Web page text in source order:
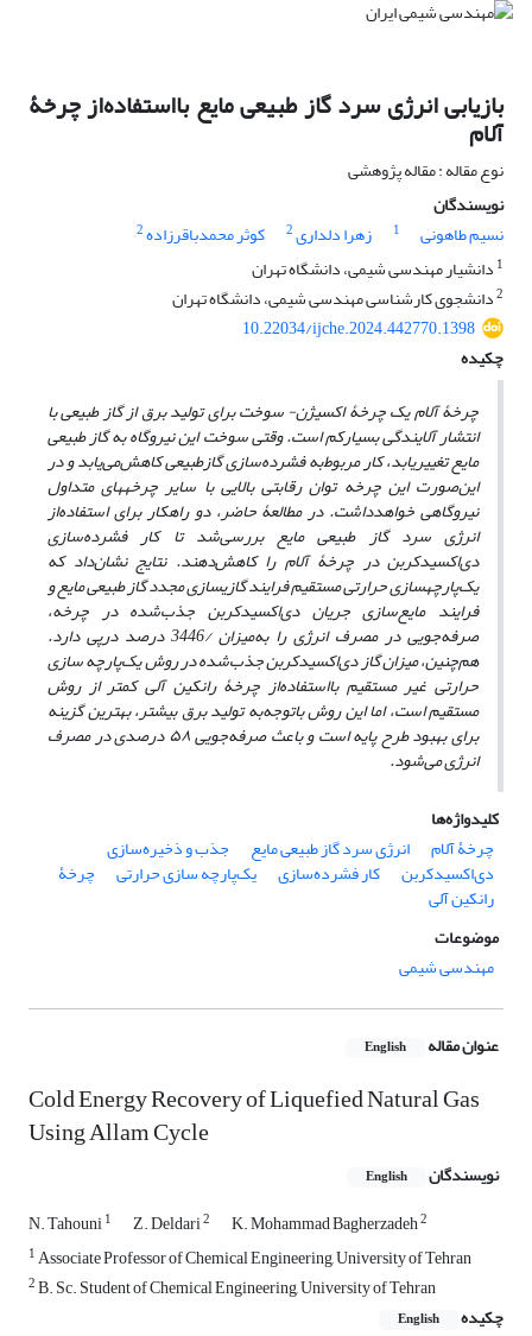
بازیابی انرژی سرد گاز طبیعی مایع بااستفاده‌از چرخۀ
آلام
نوع مقاله : مقاله پژوهشی
نویسندگان
نسیم طاهونی
1 زهرا دلداری2 کوثر محمدباقرزاده2
1 دانشیار مهندسی شیمی، دانشگاه تهران
2دانشجوی کارشناسی مهندسی شیمی، دانشگاه تهران
10.22034/ijche.2024.442770.1398
چکیده
چرخۀ آلام یک چرخۀ اکسیژن- سوخت برای تولید برق از گاز طبیعی با
انتشار آلایندگی بسیارکم است. وقتی سوخت این نیروگاهبهگاز طبیعی
مایع تغییریابد، کار مربوطبه فشرده‌سازی گازطبیعی کاهش‌می‌یابد و در
اینصورت این چرخه توان رقابتی بالایی با سایر چرخه‏های متداول
نیروگاهی خواهدداشت.در مطالعۀ حاضر، دوراهکاربرای استفادهاز
انرژی سرد گاز طبیعی مایع بررسیشد تا کار فشرده‌سازی
دی‌اکسیدکربن در چرخۀ آلام را کاهشدهند. نتایج نشانداد که
یکپارچه‏سازی حرارتی مستقیم فرایند گازی‏سازی مجدد گاز طبیعی مایع و
فرایند مایع‌سازی جریان دی‌اکسیدکربنجذبشدهدر چرخه،
صرفه‌جویی در مصرف انرژی را بهمیزان/34 46 درصد درپی دارد.
هم‌چنین،میزان گاز دی‌اکسیدکربن جذبشده در روش یک‌پارچه ‏سازی
حرارتی غیر مستقیم بااستفادهاز چرخۀ رانکین آلی کمتر از روش
مستقیم است، اما این روشباتوجهبه تولید برقبیشتر، بهترین گزینه
برای بهبود طرح پایه است وباعث صرفه‌جویی۵۸درصدی در مصرف
انرژی می‌شود.
کلیدواژه‌ها
چرخۀ آلام
انرژی سرد گاز طبیعی مایع جذب و ذخیره‌سازی
دی‌اکسیدکربن کار فشرده‌سازی یک‌پارچه ‏سازی حرارتی چرخۀ
رانکین آلی
موضوعات
مهندسی شیمی
عنوان مقاله English
Cold Energy Recovery of Liquefied Natural Gas
Using Allam Cycle
نویسندگان English
N. Tahouni1 Z. Deldari2 K. Mohammad Bagherzadeh2
1Associate Professor of Chemical Engineering, University of Tehran
2B. Sc. Student of Chemical Engineering, University of Tehran
چکیده
English